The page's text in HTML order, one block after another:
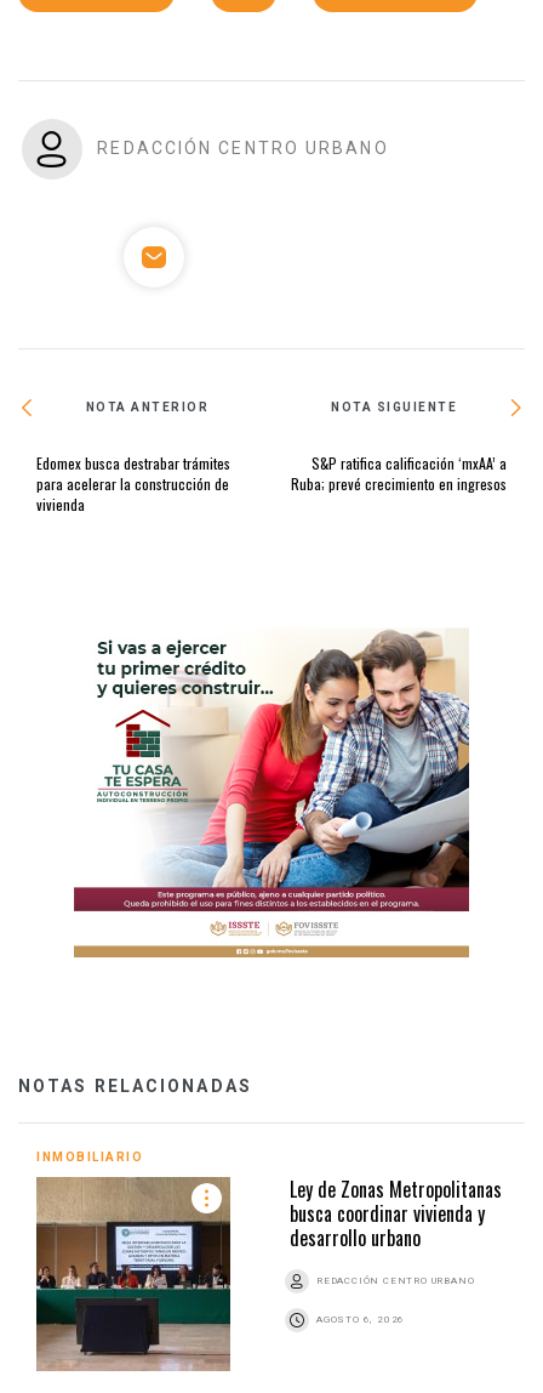
REDACCIÓN CENTRO URBANO
NOTA ANTERIOR
Edomex busca destrabar trámites
para acelerar la construcción de
vivienda
NOTA SIGUIENTE
S&P ratifica calificación ‘mxAA’ a
Ruba; prevé crecimiento en ingresos
NOTAS RELACIONADAS
INMOBILIARIO
Ley de Zonas Metropolitanas
busca coordinar vivienda y
desarrollo urbano
REDACCIÓN CENTRO URBANO
AGOSTO 6, 2026